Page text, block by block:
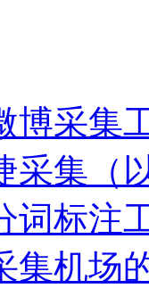
博采集
采集（
词标注
集机场